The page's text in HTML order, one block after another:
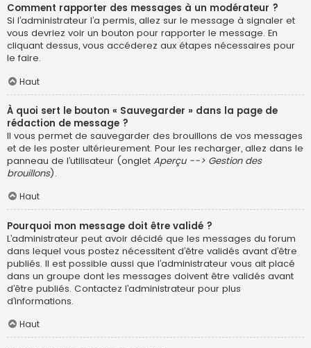
Comment rapporter des messages à un modérateur ?
Si l’administrateur l’a permis, allez sur le message à signaler et
vous devriez voir un bouton pour rapporter le message. En
cliquant dessus, vous accéderez aux étapes nécessaires pour
le faire.
Haut
À quoi sert le bouton « Sauvegarder » dans la page de
rédaction de message ?
Il vous permet de sauvegarder des brouillons de vos messages
et de les poster ultérieurement. Pour les recharger, allez dans le
panneau de l’utilisateur (onglet Aperçu --> Gestion des
brouillons).
Haut
Pourquoi mon message doit être validé ?
L’administrateur peut avoir décidé que les messages du forum
dans lequel vous postez nécessitent d’être validés avant d’être
publiés. Il est possible aussi que l’administrateur vous ait placé
dans un groupe dont les messages doivent être validés avant
d’être publiés. Contactez l’administrateur pour plus
d’informations.
Haut